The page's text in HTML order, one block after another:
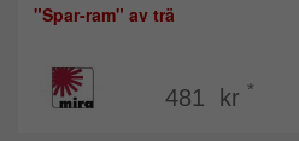
"Spar-ram" av trä
481 kr *